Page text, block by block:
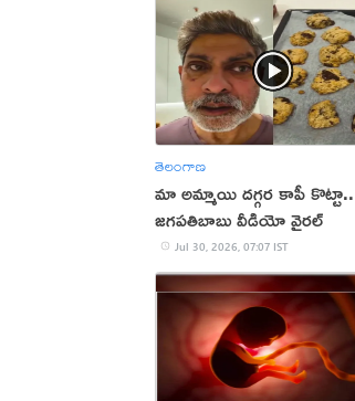
తెలంగాణ
మా అమ్మాయి దగ్గర కాపీ కొట్టా..
జగపతిబాబు వీడియో వైరల్‌
Jul 30, 2026, 07:07 IST